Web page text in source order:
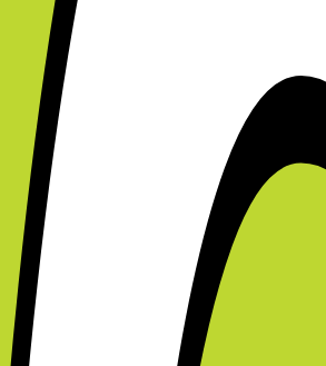
Mørkeblå
Cover - Mørkeblå